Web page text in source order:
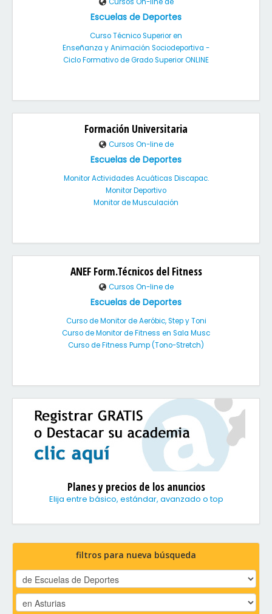
Escuelas de Deportes
Curso Técnico Superior en
Enseñanza y Animación Sociodeportiva -
Ciclo Formativo de Grado Superior ONLINE
Formación Universitaria
Cursos On-line de
Escuelas de Deportes
Monitor Actividades Acuáticas Discapac.
Monitor Deportivo
Monitor de Musculación
ANEF Form.Técnicos del Fitness
Cursos On-line de
Escuelas de Deportes
Curso de Monitor de Aeróbic, Step y Toni
Curso de Monitor de Fitness en Sala Musc
Curso de Fitness Pump (Tono-Stretch)
Planes y precios de los anuncios
Elija entre básico, estándar, avanzado o top
filtros para nueva búsqueda